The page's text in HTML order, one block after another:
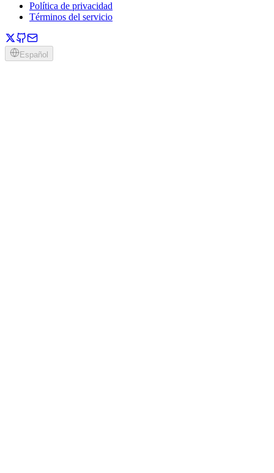
Política de privacidad
Términos del servicio
Español